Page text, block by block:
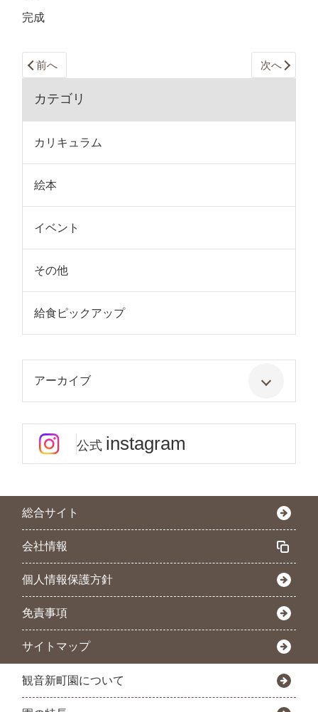
完成
前へ 次へ
カテゴリ
カリキュラム
絵本
イベント
その他
給食ピックアップ
アーカイブ
公式 instagram
総合サイト
会社情報
個人情報保護方針
免責事項
サイトマップ
観音新町園について